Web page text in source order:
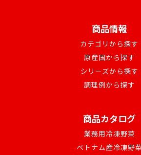
商品情報
カテゴリから探す
原産国から探す
シリーズから探す
調理例から探す
商品カタログ
業務用冷凍野菜
ベトナム産冷凍野